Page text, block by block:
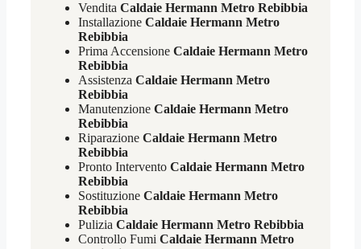
Vendita Caldaie Hermann Metro Rebibbia
Installazione Caldaie Hermann Metro
Rebibbia
Prima Accensione Caldaie Hermann Metro
Rebibbia
Assistenza Caldaie Hermann Metro
Rebibbia
Manutenzione Caldaie Hermann Metro
Rebibbia
Riparazione Caldaie Hermann Metro
Rebibbia
Pronto Intervento Caldaie Hermann Metro
Rebibbia
Sostituzione Caldaie Hermann Metro
Rebibbia
Pulizia Caldaie Hermann Metro Rebibbia
Controllo Fumi Caldaie Hermann Metro